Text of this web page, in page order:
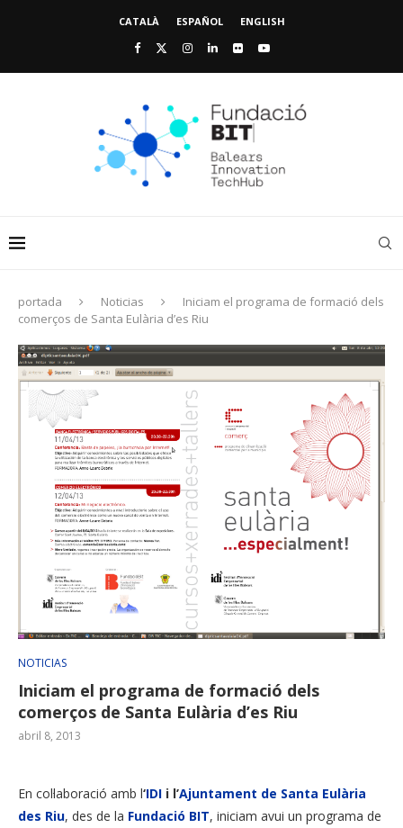
CATALÀ ESPAÑOL ENGLISH
portada Noticias
Iniciam el programa de formació dels
comerços de Santa Eulària d’es Riu
NOTICIAS
Iniciam el programa de formació dels
comerços de Santa Eulària d’es Riu
abril 8, 2013
En col·laboració amb l‘IDI i l’Ajuntament de Santa Eulària
des Riu, des de la Fundació BIT, iniciam avui un programa de